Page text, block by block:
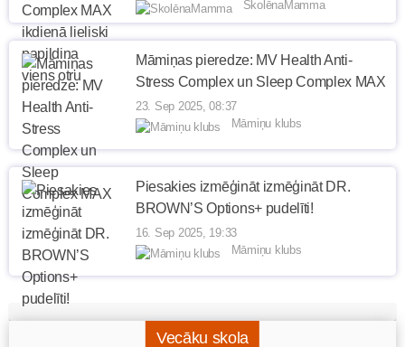
SkolēnaMamma
Māmiņas pieredze: MV Health Anti-
Stress Complex un Sleep Complex MAX
23. Sep 2025, 08:37
Māmiņu klubs
Piesakies izmēģināt izmēģināt DR.
BROWN’S Options+ pudelīti!
16. Sep 2025, 19:33
Māmiņu klubs
Vecāku skola